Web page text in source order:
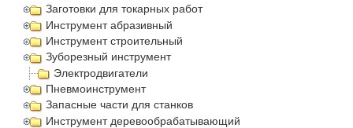
Заготовки для токарных работ
Инструмент абразивный
Инструмент строительный
Зуборезный инструмент
Электродвигатели
Пневмоинструмент
Запасные части для станков
Инструмент деревообрабатывающий